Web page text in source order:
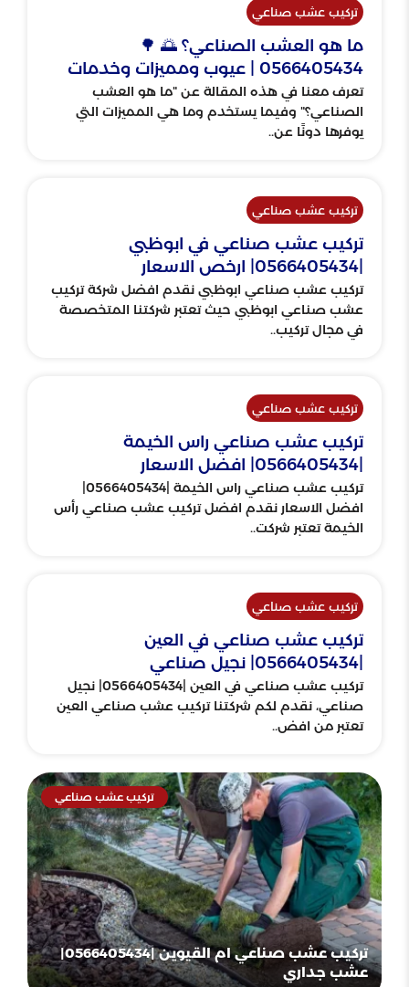
تركيب عشب صناعي
ما هو العشب الصناعي؟ 🌅 🌳
0566405434 | عيوب ومميزات وخدمات
تعرف معنا في هذه المقالة عن "ما هو العشب
الصناعي؟" وفيما يستخدم وما هي المميزات التي
يوفرها دونًا عن..
تركيب عشب صناعي
تركيب عشب صناعي في ابوظبي
تركيب عشب صناعي ابوظبي نقدم افضل شركة تركيب
عشب صناعي ابوظبي حيث تعتبر شركتنا المتخصصة
في مجال تركيب..
تركيب عشب صناعي
تركيب عشب صناعي راس الخيمة
افضل الاسعار نقدم افضل تركيب عشب صناعي رأس
الخيمة تعتبر شركت..
تركيب عشب صناعي
تركيب عشب صناعي في العين
تركيب عشب صناعي في العين |0566405434| نجيل
صناعي، نقدم لكم شركتنا تركيب عشب صناعي العين
تعتبر من افض..
تركيب عشب صناعي
تركيب عشب صناعي ام القيوين |0566405434|
عشب جداري